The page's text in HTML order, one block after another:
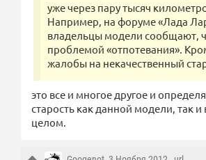
уже через пару тысяч
Например, на форуме «Лада
владельцы модели сообщают,
проблемой «отпотевания».
жалобы на некачественный
это все и многое другое и
старость как данной модели, так и
целом.